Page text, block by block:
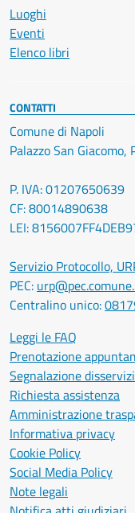
Luoghi
Eventi
Elenco libri
CONTATTI
Comune di Napoli
Palazzo San
P. IVA: 01207650639
CF: 80014890638
LEI:
Servizio Protocollo,
PEC:
Centralino unico:
Leggi le FAQ
Prenotazione
Segnalazione
Richiesta assistenza
Amministrazione
Informativa privacy
Cookie Policy
Social Media Policy
Note legali